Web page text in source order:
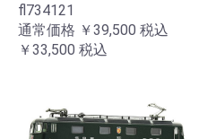
fl734121
通常価格 ￥39,500 税込
￥33,500 税込